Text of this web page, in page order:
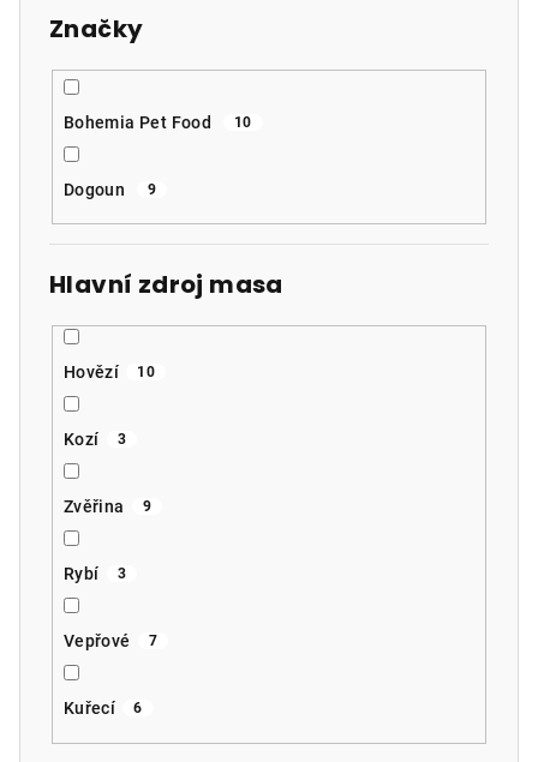
Značky
Bohemia Pet Food 10
Dogoun 9
Hlavní zdroj masa
Hovězí 10
Kozí 3
Zvěřina 9
Rybí 3
Vepřové 7
Kuřecí 6